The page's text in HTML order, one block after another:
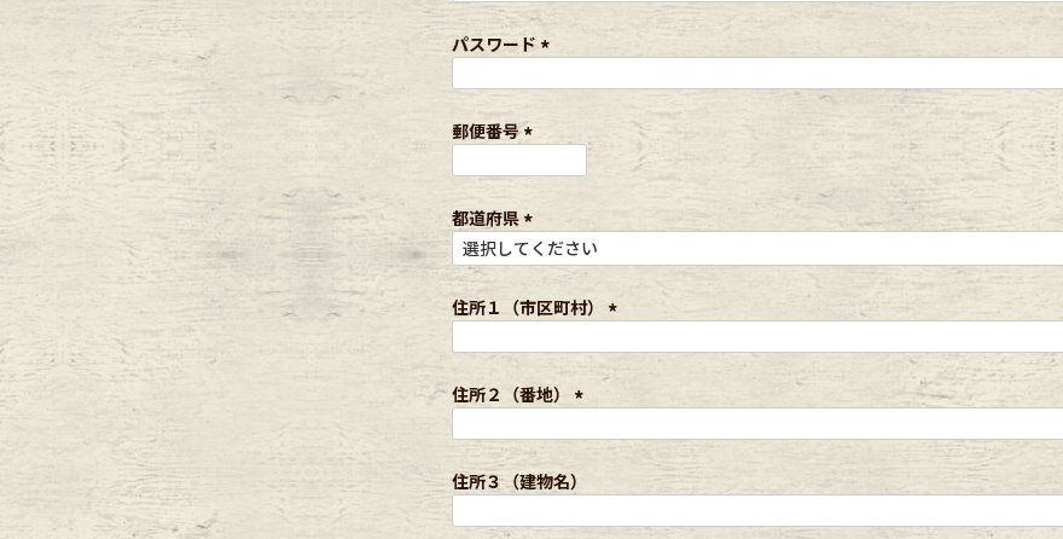
Tops Outer
Bottoms Fafatt
レディース商品カテゴリーから探す
Tops Bottoms
Outer One Piece
Fafatt Kidswear
)
パスワード
)
郵便番号
須
)
都道府県
(
須
)
住所１（市区町村）
)
住所２（番地）
須
)
住所３（建物名）